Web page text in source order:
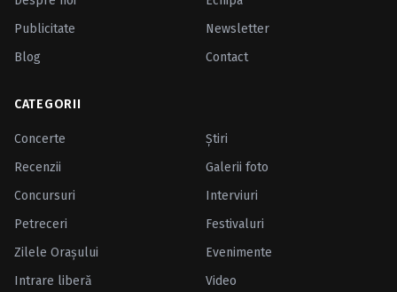
Publicitate
Newsletter
Blog
Contact
CATEGORII
Concerte
Ştiri
Recenzii
Galerii foto
Concursuri
Interviuri
Petreceri
Festivaluri
Zilele Oraşului
Evenimente
Intrare liberă
Video